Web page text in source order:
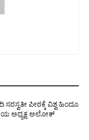
ಸರಸ್ವತೀ ಪೀಠಕ್ಕೆ ವಿಶ್ವ ಹಿಂದೂ
ಅಧ್ಯಕ್ಷ ಅಲೋಕ್